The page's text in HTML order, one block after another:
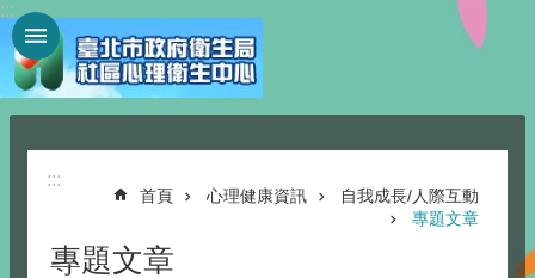
跳到主要內容區塊
:::
:::
首頁 心理健康資訊
自我成長/人際互動
專題文章
專題文章